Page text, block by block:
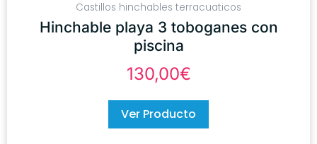
Castillos hinchables terracuaticos
Hinchable playa 3 toboganes con
piscina
130,00€
Ver Producto